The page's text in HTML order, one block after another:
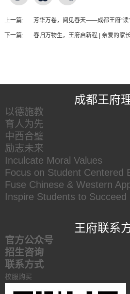
上一篇: 芳华万卷，阅见春天——成都王府“读
下一篇: 春归万物生，王府启新程 | 亲爱的家
成都王府
以德施教
育人为先
中西合璧
励志未来
Inculcate Moral Values
Focus on Student Centered
Fuse Chinese & Western
Inspire Students to Succeed
王府联系
官方公众号
招生咨询
联系方式
校服购买